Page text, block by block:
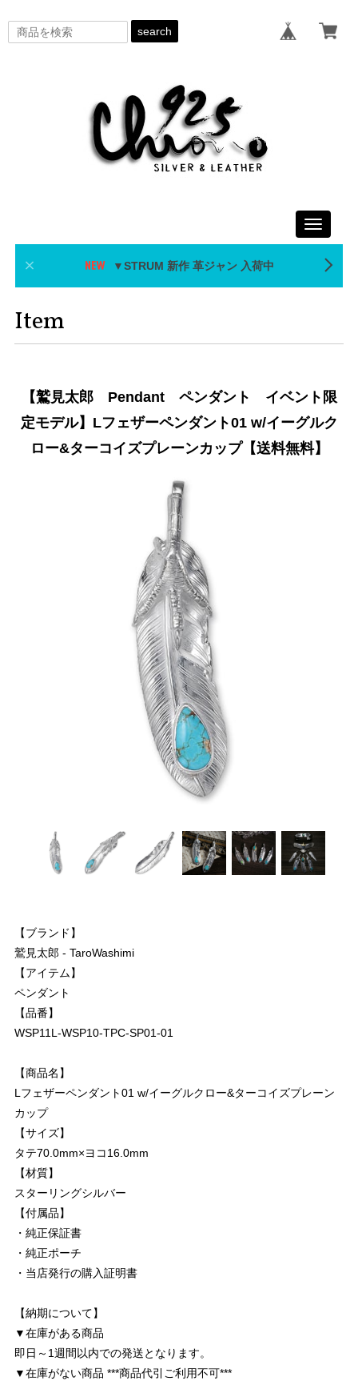
search
Toggle
▼STRUM 新作 革ジャン 入荷中
Item
【鷲見太郎 Pendant ペンダント イベント限
定モデル】Lフェザーペンダント01 w/イーグルク
ロー&ターコイズプレーンカップ【送料無料】
【ブランド】
鷲見太郎 - TaroWashimi
【アイテム】
ペンダント
【品番】
WSP11L-WSP10-TPC-SP01-01
【商品名】
Lフェザーペンダント01 w/イーグルクロー&ターコイズプレーン
カップ
【サイズ】
タテ70.0mm×ヨコ16.0mm
【材質】
スターリングシルバー
【付属品】
・純正保証書
・純正ポーチ
・当店発行の購入証明書
【納期について】
▼在庫がある商品
即日～1週間以内での発送となります。
▼在庫がない商品 ***商品代引ご利用不可***